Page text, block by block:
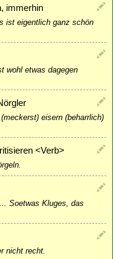
immerhin
ist eigentlich ganz schön
wohl etwas dagegen
eisern (beharrlich)
<Verb>
Soetwas Kluges, das
nicht recht.